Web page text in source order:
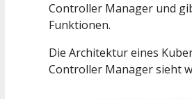
Controller Manager und
Funktionen.
Die Architektur eines
Controller Manager sieht